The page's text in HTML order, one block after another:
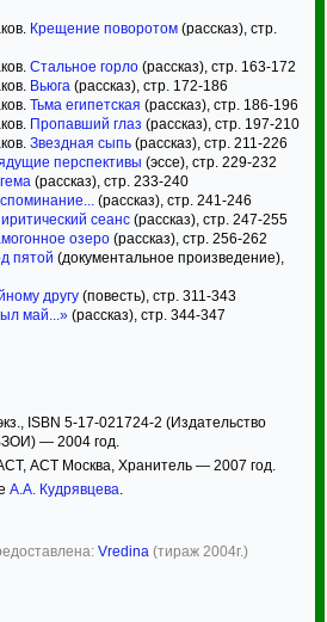
Крещение поворотом (рассказ), стр.
Стальное горло (рассказ), стр. 163-172
Вьюга (рассказ), стр. 172-186
Тьма египетская (рассказ), стр. 186-196
Пропавший глаз (рассказ), стр. 197-210
Звездная сыпь (рассказ), стр. 211-226
перспективы (эссе), стр. 229-232
(рассказ), стр. 233-240
(рассказ), стр. 241-246
сеанс (рассказ), стр. 247-255
озеро (рассказ), стр. 256-262
пятой (документальное произведение),
другу (повесть), стр. 311-343
май...» (рассказ), стр. 344-347
ISBN 5-17-021724-2 (Издательство
— 2004 год.
АСТ Москва, Хранитель — 2007 год.
А.А. Кудрявцева.
Vredina (тираж 2004г.)